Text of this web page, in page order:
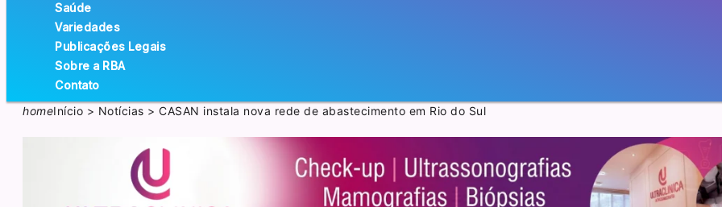
Saúde
Variedades
Publicações Legais
Sobre a RBA
Contato
homeInício > Notícias >CASAN instala nova rede de abastecimento em Rio do Sul